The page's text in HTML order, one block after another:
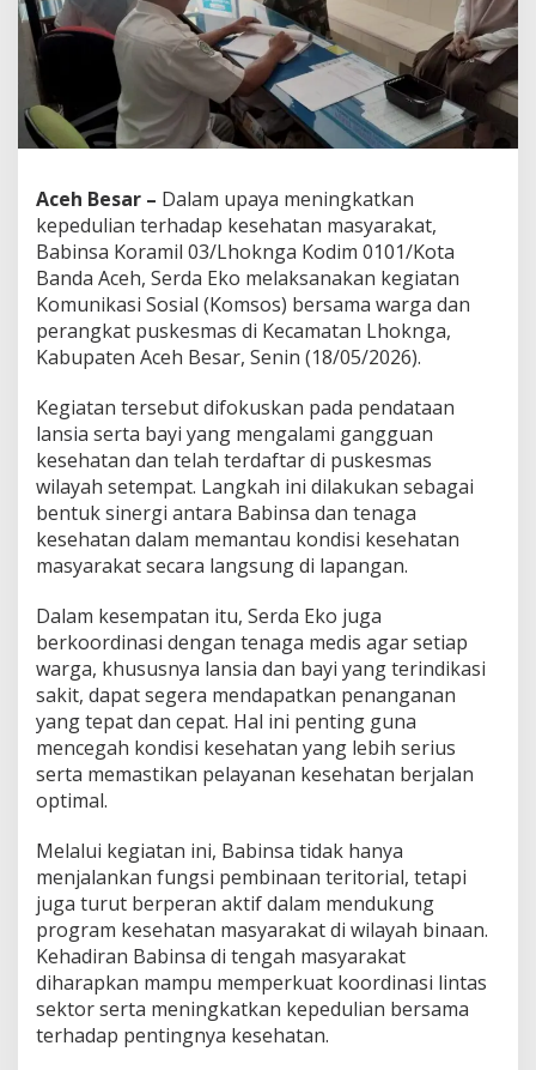
l
i
K
e
s
e
h
a
n
W
a
r
g
a
,
a
t
a
L
a
n
s
i
a
a
n
B
a
y
i
B
e
r
m
a
P
u
s
k
e
s
m
a
Aceh Besar – Dalam upaya meningkatkan
kepedulian terhadap kesehatan masyarakat,
Babinsa Koramil 03/Lhoknga Kodim 0101/Kota
Banda Aceh, Serda Eko melaksanakan kegiatan
Komunikasi Sosial (Komsos) bersama warga dan
perangkat puskesmas di Kecamatan Lhoknga,
Kabupaten Aceh Besar, Senin (18/05/2026).
Kegiatan tersebut difokuskan pada pendataan
lansia serta bayi yang mengalami gangguan
kesehatan dan telah terdaftar di puskesmas
wilayah setempat. Langkah ini dilakukan sebagai
bentuk sinergi antara Babinsa dan tenaga
kesehatan dalam memantau kondisi kesehatan
masyarakat secara langsung di lapangan.
Dalam kesempatan itu, Serda Eko juga
berkoordinasi dengan tenaga medis agar setiap
warga, khususnya lansia dan bayi yang terindikasi
sakit, dapat segera mendapatkan penanganan
yang tepat dan cepat. Hal ini penting guna
mencegah kondisi kesehatan yang lebih serius
serta memastikan pelayanan kesehatan berjalan
optimal.
Melalui kegiatan ini, Babinsa tidak hanya
menjalankan fungsi pembinaan teritorial, tetapi
juga turut berperan aktif dalam mendukung
program kesehatan masyarakat di wilayah binaan.
Kehadiran Babinsa di tengah masyarakat
diharapkan mampu memperkuat koordinasi lintas
sektor serta meningkatkan kepedulian bersama
terhadap pentingnya kesehatan.